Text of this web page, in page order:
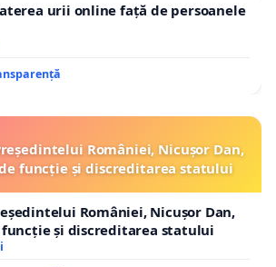
urii online față de persoanele
României, Nicușor Dan,
funcție și discreditarea statului
României, Nicușor Dan,
și discreditarea statului